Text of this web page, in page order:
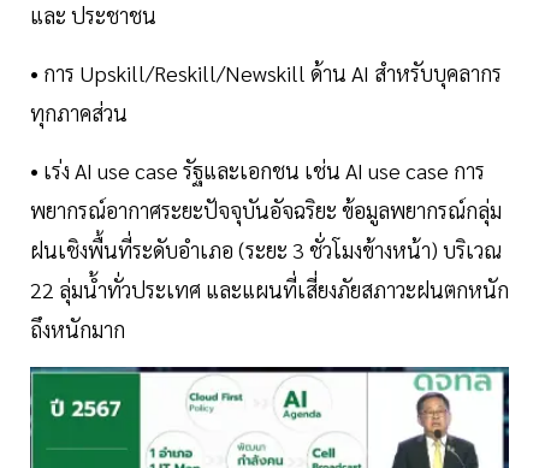
และ ประชาชน
• การ Upskill/Reskill/Newskill ด้าน AI สำหรับบุคลากร
ทุกภาคส่วน
• เร่ง AI use case รัฐและเอกชน เช่น AI use case การ
พยากรณ์อากาศระยะปัจจุบันอัจฉริยะ ข้อมูลพยากรณ์กลุ่ม
ฝนเชิงพื้นที่ระดับอำเภอ (ระยะ 3 ชั่วโมงข้างหน้า) บริเวณ
22 ลุ่มน้ำทั่วประเทศ และแผนที่เสี่ยงภัยสภาวะฝนตกหนัก
ถึงหนักมาก